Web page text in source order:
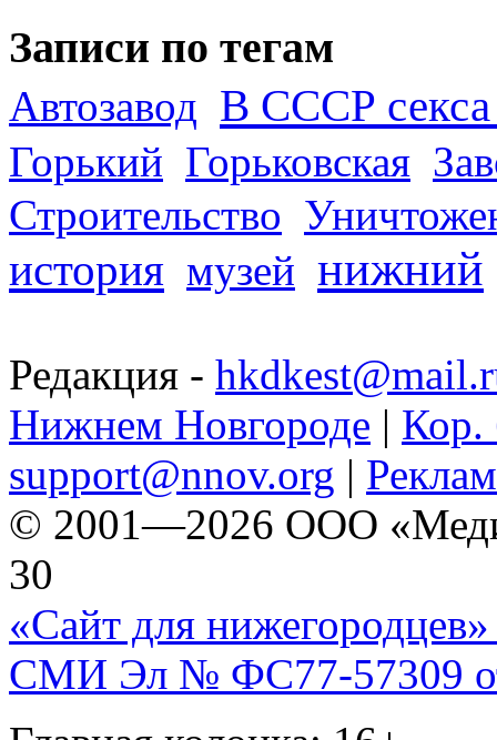
Записи по тегам
Автозавод В СССР секса
Горький Горьковская
Строительство
история музей нижний
Редакция -
Нижнем Новгороде | Кор.
support@nnov.org |
© 2001—2026 ООО
30
«Сайт для нижегородцев»
СМИ Эл № ФС77-57309